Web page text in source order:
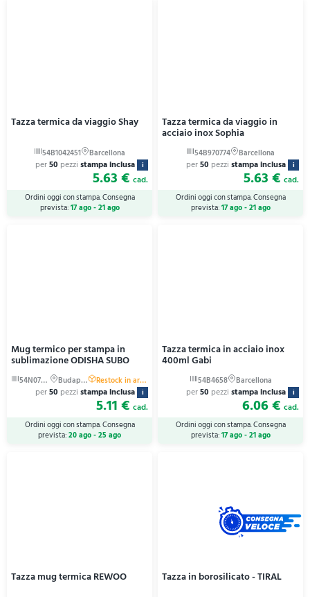
Tazza termica da viaggio Shay
per50 pezzi stampa inclusa i
5.63 € cad.
Ordini oggi con stampa. Consegna
prevista:17 ago - 21 ago
Tazza termica da viaggio in
acciaio inox Sophia
per50 pezzi stampa inclusa i
5.63 € cad.
Ordini oggi con stampa. Consegna
prevista:17 ago - 21 ago
Mug termico per stampa in
sublimazione ODISHA SUBO
per50 pezzi stampa inclusa i
5.11 € cad.
Ordini oggi con stampa. Consegna
prevista:20 ago - 25 ago
Tazza termica in acciaio inox
400ml Gabi
per50 pezzi stampa inclusa i
6.06 € cad.
Ordini oggi con stampa. Consegna
prevista:17 ago - 21 ago
Tazza mug termica REWOO Tazza in borosilicato - TIRAL